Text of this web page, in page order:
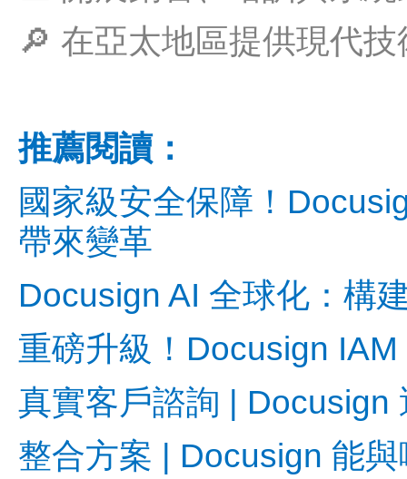
🔎 在亞太地區提供現代
推薦閱讀：
國家級安全保障！
帶來變革
Docusign AI 全球化：構
重磅升級！Docusign
真實客戶諮詢 | Docusign
整合方案 | Docusign 能